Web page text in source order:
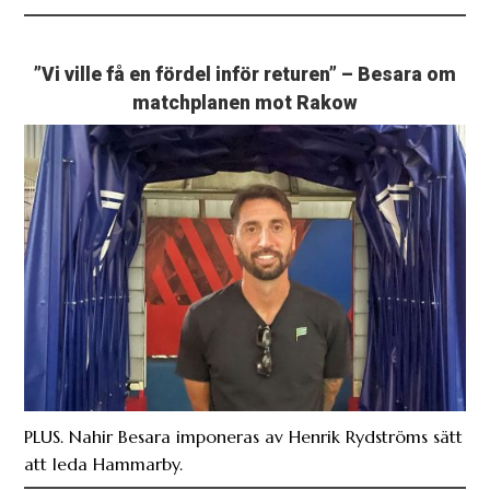
”Vi ville få en fördel inför returen” – Besara om
PLUS. Nahir Besara imponeras av Henrik Rydströms sätt
att leda Hammarby.